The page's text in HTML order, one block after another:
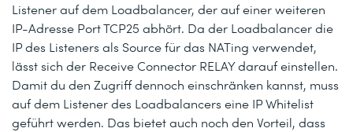
Listener auf dem Loadbalancer, der auf einer weiteren
IP-Adresse Port TCP25 abhört. Da der Loadbalancer die
IP des Listeners als Source für das NATing verwendet,
lässt sich der Receive Connector RELAY darauf einstellen.
Damit du den Zugriff dennoch einschränken kannst, muss
auf dem Listener des Loadbalancers eine IP Whitelist
geführt werden. Das bietet auch noch den Vorteil, dass